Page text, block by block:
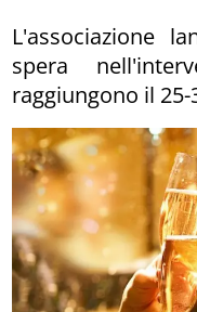
L'associazione
spera
raggiungono il